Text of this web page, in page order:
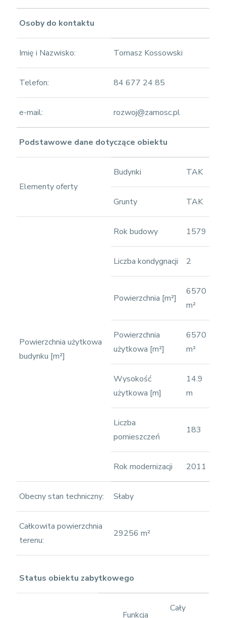
Osoby do kontaktu
Imię i Nazwisko: Tomasz Kossowski
Telefon: 84 677 24 85
e-mail: rozwoj@zamosc.pl
Podstawowe dane dotyczące obiektu
Elementy oferty
Budynki TAK
Grunty TAK
Powierzchnia użytkowa
budynku [m²]
Rok budowy 1579
Liczba kondygnacji 2
Powierzchnia [m²]
6570
m²
Powierzchnia
użytkowa [m²]
6570
m²
Wysokość
użytkowa [m]
14.9
m
Liczba
pomieszczeń
183
Rok modernizacji 2011
Obecny stan techniczny: Słaby
Całkowita powierzchnia
terenu:
29256 m²
Status obiektu zabytkowego
Funkcja
Cały